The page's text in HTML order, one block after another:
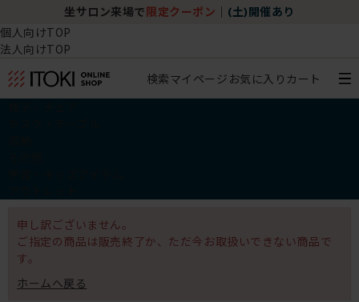
坐サロン来場で 限定クーポン (土)開催あり
個人向けTOP
法人向けTOP
検索マイページ お気に入り カート
申し訳ございません。
ご指定の商品は販売終了か、ただ今お取扱いできない商品で
す。
ホームへ戻る